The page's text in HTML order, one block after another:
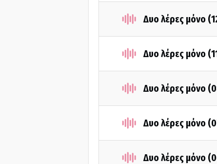
Δυο λέρες μόνο
Δυο λέρες μόνο
Δυο λέρες μόνο
Δυο λέρες μόνο
Δυο λέρες μόνο